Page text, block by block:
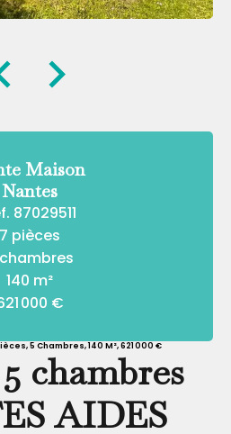
Maison
Nantes
87029511
7 pièces
140 m²
000 €
5 Chambres, 140 M², 621 000 €
chambres
AIDES